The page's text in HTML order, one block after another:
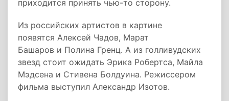
приходится принять чью-то сторону.
Из российских артистов в картине
появятся Алексей Чадов, Марат
Башаров и Полина Гренц. А из голливудских
звезд стоит ожидать Эрика Робертса, Майла
Мэдсена и Стивена Болдуина. Режиссером
фильма выступил Александр Изотов.